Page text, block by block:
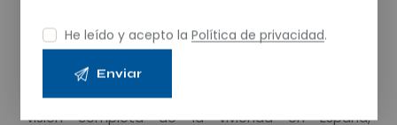
mercado inmobiliario español. Este análisis integral,
al explorar temas relacionados y considerar el
impacto en la economía y la sociedad, ofrece una
visión completa de la vivienda en España,
He leído y acepto la Política de privacidad.